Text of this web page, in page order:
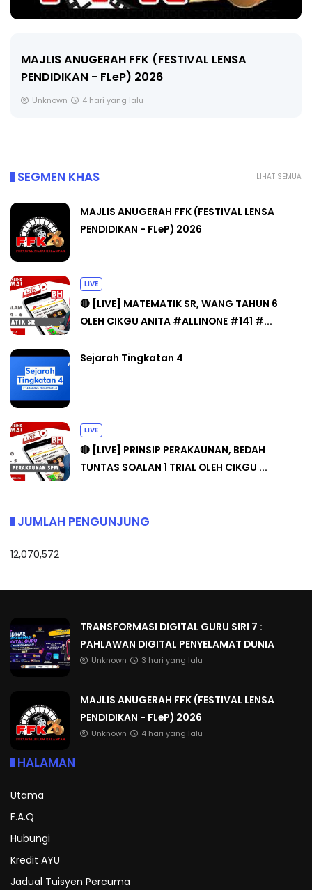
MAJLIS ANUGERAH FFK (FESTIVAL LENSA
PENDIDIKAN - FLeP) 2026
Unknown 4 hari yang lalu
LIHAT SEMUA
SEGMEN KHAS
MAJLIS ANUGERAH FFK (FESTIVAL LENSA
PENDIDIKAN - FLeP) 2026
LIVE
🔴 [LIVE] MATEMATIK SR, WANG TAHUN 6
OLEH CIKGU ANITA #ALLINONE #141 #...
Sejarah Tingkatan 4
LIVE
🔴 [LIVE] PRINSIP PERAKAUNAN, BEDAH
TUNTAS SOALAN 1 TRIAL OLEH CIKGU ...
JUMLAH PENGUNJUNG
12,070,572
TRANSFORMASI DIGITAL GURU SIRI 7 :
PAHLAWAN DIGITAL PENYELAMAT DUNIA
Unknown 3 hari yang lalu
MAJLIS ANUGERAH FFK (FESTIVAL LENSA
PENDIDIKAN - FLeP) 2026
Unknown 4 hari yang lalu
HALAMAN
Utama
F.A.Q
Hubungi
Kredit AYU
Jadual Tuisyen Percuma